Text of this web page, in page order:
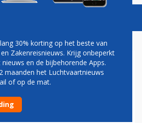
PER 1 APRIL 2004
HAVENGELDEN
1:00
30% korting op het beste van
Zakenreisnieuws. Krijg onbeperkt
en de bijbehorende Apps.
maanden het Luchtvaartnieuws
of op de mat.